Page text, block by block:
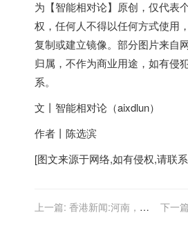
为【智能相对论】原创，仅代表
权，任何人不得以任何方式使用
复制或建立镜像。部分图片来自
归属，不作为商业用途，如有侵
系。
文丨智能相对论（aixdlun）
作者丨陈选滨
[图文来源于网络,如有侵权,请联
上一篇: 香港新闻:河南，加
下一